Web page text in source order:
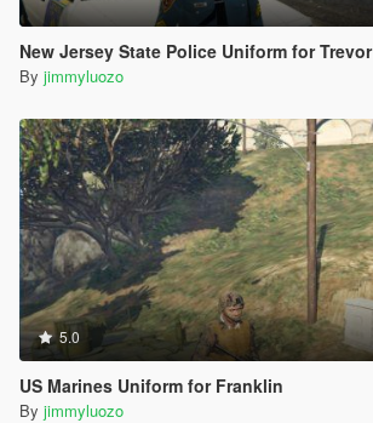
New Jersey State Police Uniform for Trevor
By jimmyluozo
5.0
US Marines Uniform for Franklin
By jimmyluozo